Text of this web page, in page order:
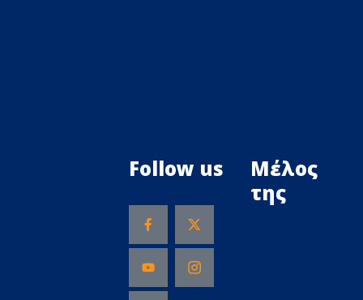
Follow us
Μέλος
της